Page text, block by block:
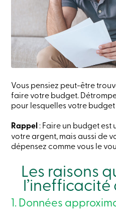
crédit
Particuliers
Connexion
Carte
de
crédit
-
Connexion
Entreprises
Produits
Services
Centres
de
services
Nous
Recherche
Devenir
membre
connecter
Vous pensiez peut-être
faire votre budget.
pour lesquelles votre
Rappel: Faire un budget
votre argent, mais aussi de
dépensez comme vous le
Les raisons
l’inefficacité
1. Données